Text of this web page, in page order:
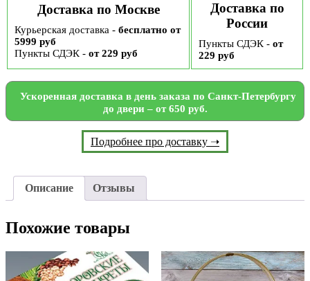
Доставка по Москве
Курьерская доставка - бесплатно от
5999 руб
Пункты СДЭК - от 229 руб
Доставка по
России
Пункты СДЭК - от
229 руб
Ускоренная доставка в день заказа по Санкт-Петербургу
до двери – от 650 руб.
Подробнее про доставку ➝
Описание Отзывы
Похожие товары